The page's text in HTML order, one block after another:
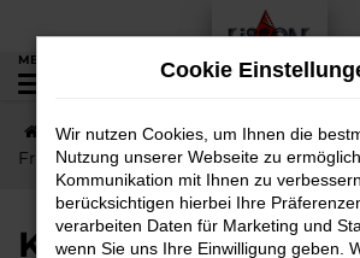
Zum
Hauptinhalt
springen
MENÜ
Startseite Friedberg Nissan
Friedberg – jetzt Nissan Micra günstig
Kurze Wege nach
Cookie
Wir nutzen Cookies, um Ihnen die
Nutzung unserer Webseite zu
Kommunikation mit Ihnen zu
berücksichtigen hierbei Ihre
verarbeiten Daten für Marketing und
wenn Sie uns Ihre Einwilligung geben.